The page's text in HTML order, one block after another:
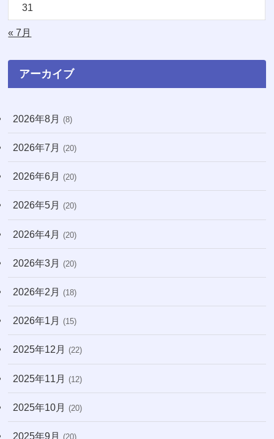
(11) (20)
(171)
31
« 7月
アーカイブ
2026年8月 (8)
2026年7月 (20)
2026年6月 (20)
2026年5月 (20)
2026年4月 (20)
2026年3月 (20)
2026年2月 (18)
2026年1月 (15)
2025年12月 (22)
2025年11月 (12)
2025年10月 (20)
2025年9月 (20)